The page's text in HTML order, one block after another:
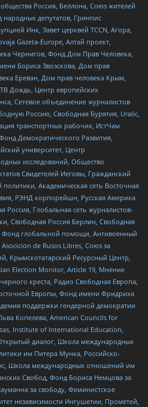
Россия, Беллона, Союз жителей
депутатов, Гринпис
Инк, Завет церквей TCCN, Агора,
Gazeta-Europe, Алтай проект,
Чернигов, Фонд Дом Прав Человека,
Бориса Звозскова, Дом прав
Ереван, Дом прав человека Крым,
Дождь, Центр европейских
Сетевое объединение журналистов
Россию, Свободная Бурятия, Uralic,
транспортных рабочих, ИстЧам
Демократического Развития,
университет, Центр
исследований, Общество
Свидетелей Иеговы, Гражданский
Академическая сеть Восточная
РЭНД корпорейшн, Русская Америка
Россия, Глобальная сеть журналистов-
Свободная Россия Берлин, Свободная
Фонд глобальной помощи, Антивоенный
de Rusos Libres, Союз за
Крымскотатарский Ресурсный Центр,
Election Monitor, Article 19, Мнение
креста, Радио Свободная Европа,
Европы, Фонд имени Фридриха
поддержки гендерной демократии
Копелева, American Councils for
Institute of International Education,
диалог, Школа международных
им Питера Мунка, Российско-
Школа международных отношений им
Свобод, Фонд Бориса Немцова за
за свободу, Феминистское
независимости Ингушетии, Прометей,